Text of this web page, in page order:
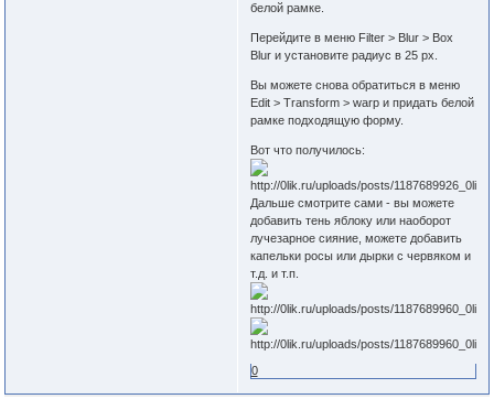
белой рамке.
Перейдите в меню Filter > Blur > Box
Blur и установите радиус в 25 px.
Вы можете снова обратиться в меню
Edit > Transform > warp и придать белой
рамке подходящую форму.
Вот что получилось:
Дальше смотрите сами - вы можете
добавить тень яблоку или наоборот
лучезарное сияние, можете добавить
капельки росы или дырки с червяком и
т.д. и т.п.
0